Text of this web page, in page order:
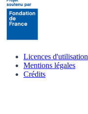
Licences d'utilisation
Mentions légales
Crédits